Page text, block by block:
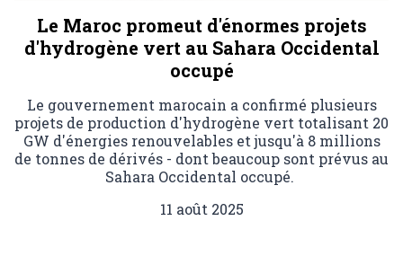
Le Maroc promeut d'énormes projets
d'hydrogène vert au Sahara Occidental
occupé
Le gouvernement marocain a confirmé plusieurs
projets de production d'hydrogène vert totalisant 20
GW d'énergies renouvelables et jusqu'à 8 millions
de tonnes de dérivés - dont beaucoup sont prévus au
Sahara Occidental occupé.
11 août 2025